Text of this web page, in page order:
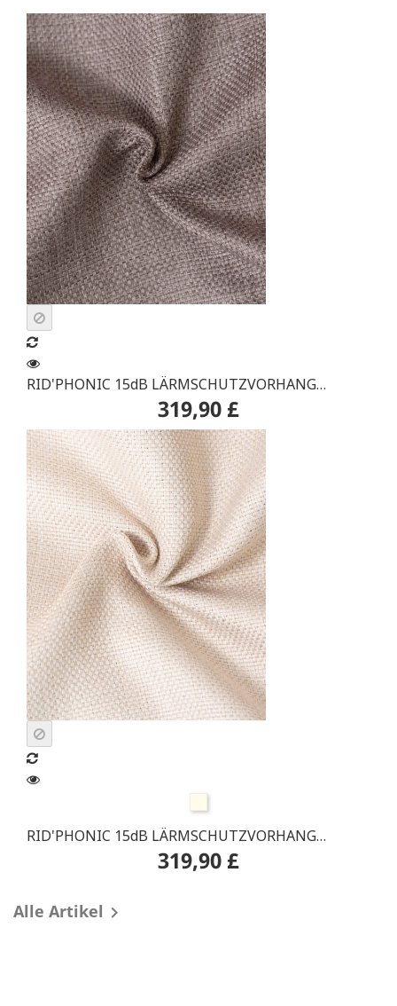
RID'PHONIC 15dB LÄRMSCHUTZVORHANG
319,90 £
RID'PHONIC 15dB LÄRMSCHUTZVORHANG
319,90 £
Alle Artikel 